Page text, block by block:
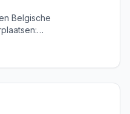
Belgische
notaris.